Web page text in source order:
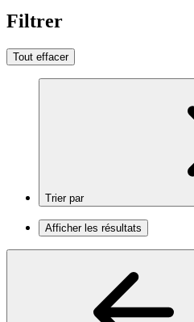
Filtrer
Tout effacer
Trier par
Afficher les résultats